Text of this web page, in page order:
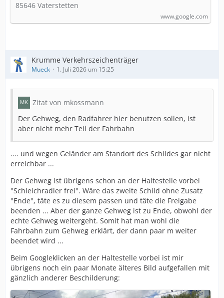
85646 Vaterstetten
www.google.com
Krumme Verkehrszeichenträger
Mueck 1. Juli 2026 um 15:25
Zitat von mkossmann
Der Gehweg, den Radfahrer hier benutzen sollen, ist
aber nicht mehr Teil der Fahrbahn
.... und wegen Geländer am Standort des Schildes gar nicht
erreichbar ...
Der Gehweg ist übrigens schon an der Haltestelle vorbei
"Schleichradler frei". Wäre das zweite Schild ohne Zusatz
"Ende", täte es zu diesem passen und täte die Freigabe
beenden ... Aber der ganze Gehweg ist zu Ende, obwohl der
echte Gehweg weitergeht. Somit hat man wohl die
Fahrbahn zum Gehweg erklärt, der dann paar m weiter
beendet wird ...
Beim Googleklicken an der Haltestelle vorbei ist mir
übrigens noch ein paar Monate älteres Bild aufgefallen mit
gänzlich anderer Beschilderung: